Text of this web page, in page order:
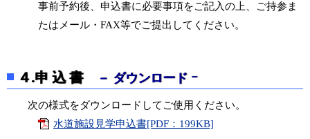
事前予約後、申込書に必要事項をご記入の上、ご持参ま
たはメール・FAX等でご提出してください。
４.申 込 書 － ダウンロード ｰ
次の様式をダウンロードしてご使用ください。
水道施設見学申込書[PDF：199KB]